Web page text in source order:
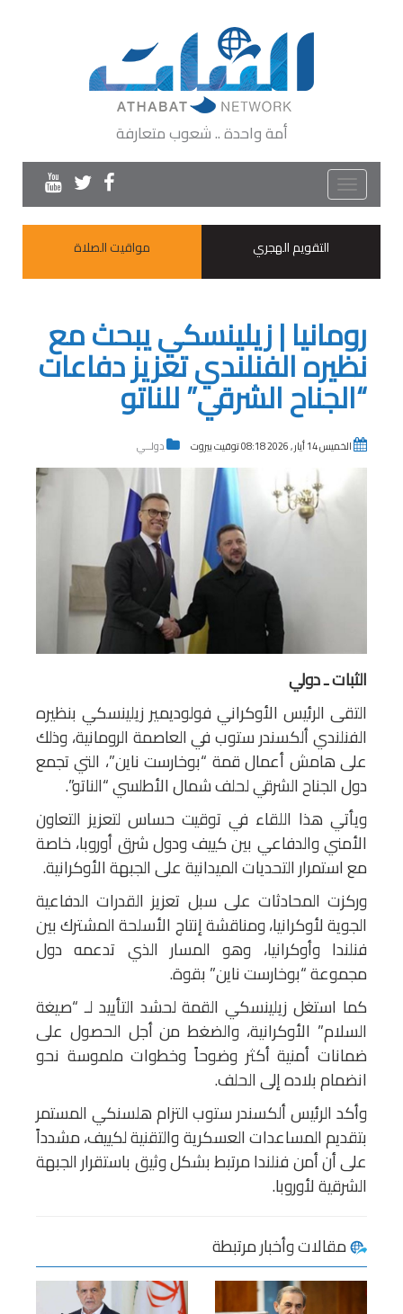
أمة واحدة .. شعوب متعارفة
Toggle
navigation
التقويم الهجري
مواقيت الصلاة
رومانيا | زيلينسكي يبحث مع
نظيره الفنلندي تعزيز دفاعات
“الجناح الشرقي” للناتو
الخميس 14 أيار , 2026 08:18 توقيت بيروت دولــي
الثبات ـ دولي
التقى الرئيس الأوكراني فولوديمير زيلينسكي بنظيره
الفنلندي ألكسندر ستوب في العاصمة الرومانية، وذلك
على هامش أعمال قمة “بوخارست ناين”، التي تجمع
دول الجناح الشرقي لحلف شمال الأطلسي “الناتو”.
ويأتي هذا اللقاء في توقيت حساس لتعزيز التعاون
الأمني والدفاعي بين كييف ودول شرق أوروبا، خاصة
مع استمرار التحديات الميدانية على الجبهة الأوكرانية.
وركزت المحادثات على سبل تعزيز القدرات الدفاعية
الجوية لأوكرانيا، ومناقشة إنتاج الأسلحة المشترك بين
فنلندا وأوكرانيا، وهو المسار الذي تدعمه دول
مجموعة “بوخارست ناين” بقوة.
كما استغل زيلينسكي القمة لحشد التأييد لـ “صيغة
السلام” الأوكرانية، والضغط من أجل الحصول على
ضمانات أمنية أكثر وضوحاً وخطوات ملموسة نحو
انضمام بلاده إلى الحلف.
وأكد الرئيس ألكسندر ستوب التزام هلسنكي المستمر
بتقديم المساعدات العسكرية والتقنية لكييف، مشدداً
على أن أمن فنلندا مرتبط بشكل وثيق باستقرار الجبهة
الشرقية لأوروبا.
مقالات وأخبار مرتبطة